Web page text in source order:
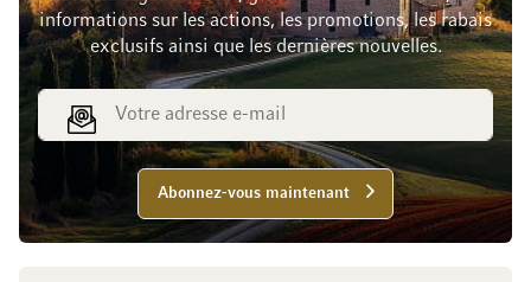
informations sur les actions, les promotions, les rabais
exclusifs ainsi que les dernières nouvelles.
Adresse e-mail
Abonnez-vous maintenant